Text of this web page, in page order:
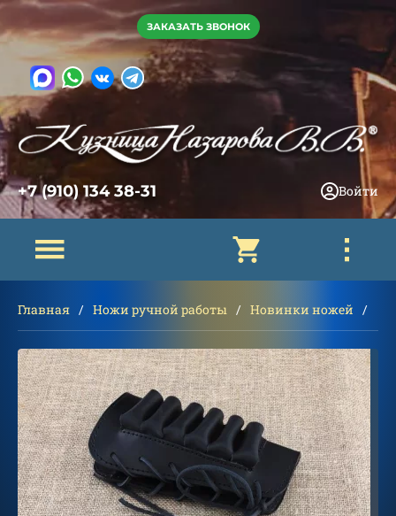
ЗАКАЗАТЬ ЗВОНОК
+7 (910) 134 38-31 Войти
Главная Ножи ручной работы Новинки ножей